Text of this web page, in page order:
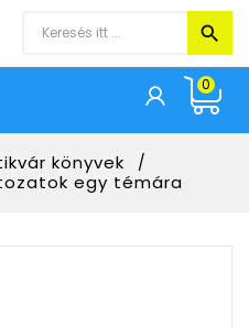
0
könyvek
egy témára